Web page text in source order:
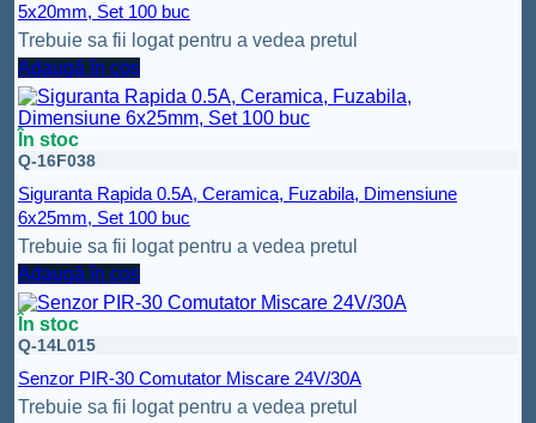
5x20mm, Set 100 buc
Trebuie sa fii logat pentru a vedea pretul
Adaugă în coș
În stoc
Q-16F038
Siguranta Rapida 0.5A, Ceramica, Fuzabila, Dimensiune
6x25mm, Set 100 buc
Trebuie sa fii logat pentru a vedea pretul
Adaugă în coș
În stoc
Q-14L015
Senzor PIR-30 Comutator Miscare 24V/30A
Trebuie sa fii logat pentru a vedea pretul